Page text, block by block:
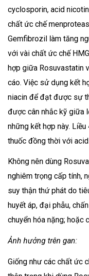
cyclosporin, acid
chất ức chế
Gemfibrozil làm tăng
với vài chất ức chế
hợp giữa Rosuvastatin
cáo. Việc sử dụng kết
niacin để đạt được sự
được cân nhắc kỹ giữa
những kết hợp này.
thuốc đồng thời với
Không nên dùng
nghiêm trọng cấp tính,
suy thận thứ phát do
huyết áp, đại phẫu,
chuyển hóa nặng;
Ảnh hưởng trên gan:
Giống như các chất ức